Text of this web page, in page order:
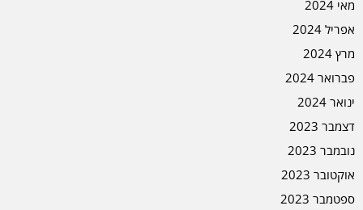
מאי 2024
אפריל 2024
מרץ 2024
פברואר 2024
ינואר 2024
דצמבר 2023
נובמבר 2023
אוקטובר 2023
ספטמבר 2023